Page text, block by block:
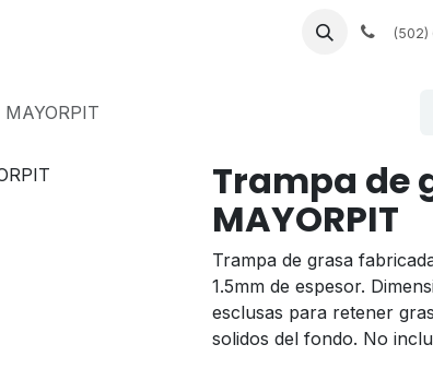
Servicios de fábrica
Trampa de
MAYORPIT
Trampa de grasa
1.5mm de espesor.
esclusas para retener
solidos del fondo. No